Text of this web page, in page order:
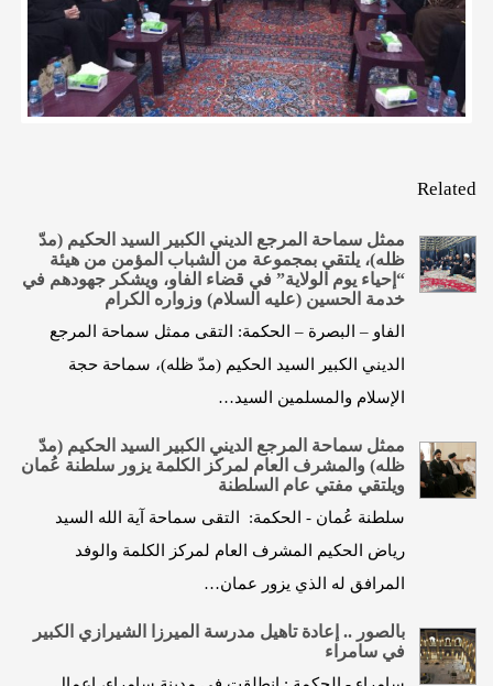
Related
ممثل سماحة المرجع الديني الكبير السيد الحكيم (مدّ
ظله)، يلتقي بمجموعة من الشباب المؤمن من هيئة
“إحياء يوم الولاية” في قضاء الفاو، ويشكر جهودهم في
خدمة الحسين (عليه السلام) وزواره الكرام
الفاو – البصرة – الحكمة: التقى ممثل سماحة المرجع
الديني الكبير السيد الحكيم (مدّ ظله)، سماحة حجة
الإسلام والمسلمين السيد…
ممثل سماحة المرجع الديني الكبير السيد الحكيم (مدّ
ظله) والمشرف العام لمركز الكلمة يزور سلطنة عُمان
ويلتقي مفتي عام السلطنة
سلطنة عُمان - الحكمة: التقى سماحة آية الله السيد
رياض الحكيم المشرف العام لمركز الكلمة والوفد
المرافق له الذي يزور عمان…
بالصور .. إعادة تاهيل مدرسة المیرزا الشیرازي الكبير
في سامراء